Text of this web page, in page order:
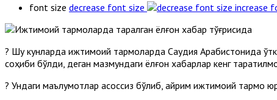
font size decrease font size increase
? Шу кунларда ижтимоий тармоқларда Саудия Арабистонида
соҳиби бўлди, деган мазмундаги ёлғон хабарлар кенг
? Ундаги маълумотлар асоссиз бўлиб, айрим ижтимоий тармоқ